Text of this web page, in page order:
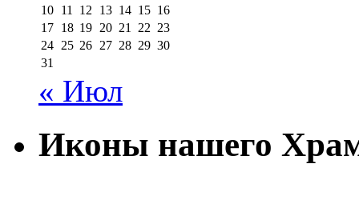
10 11 12 13 14 15 16
17 18 19 20 21 22 23
24 25 26 27 28 29 30
31
« Июл
Иконы нашего